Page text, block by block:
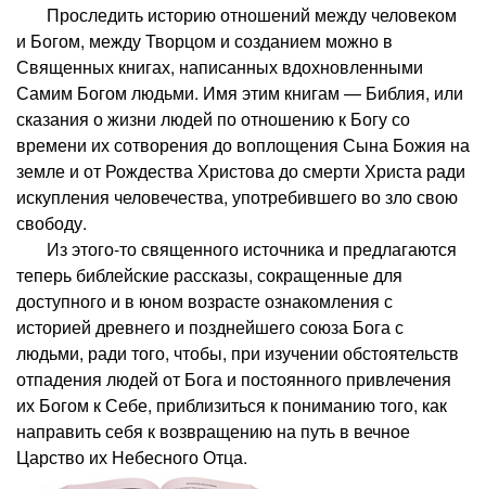
Проследить историю отношений между человеком
и Богом, между Творцом и созданием можно в
Священных книгах, написанных вдохновленными
Самим Богом людьми. Имя этим книгам — Библия, или
сказания о жизни людей по отношению к Богу со
времени их сотворения до воплощения Сына Божия на
земле и от Рождества Христова до смерти Христа ради
искупления человечества, употребившего во зло свою
свободу.
Из этого-то священного источника и предлагаются
теперь библейские рассказы, сокращенные для
доступного и в юном возрасте ознакомления с
историей древнего и позднейшего союза Бога с
людьми, ради того, чтобы, при изучении обстоятельств
отпадения людей от Бога и постоянного привлечения
их Богом к Себе, приблизиться к пониманию того, как
направить себя к возвращению на путь в вечное
Царство их Небесного Отца.